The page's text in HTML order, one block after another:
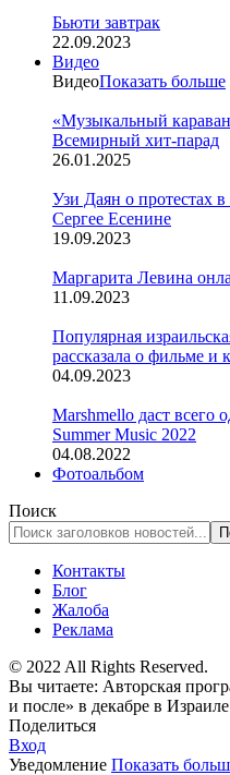
Бьюти завтрак
22.09.2023
Видео
ВидеоПоказать больше
«Музыкальный
Всемирный хит-парад
26.01.2025
Узи Даян о протестах
Сергее Есенине
19.09.2023
Маргарита Левина
11.09.2023
Популярная
рассказала о фильме
04.09.2023
Marshmello даст всего
Summer Music 2022
04.08.2022
Фотоальбом
Поиск
Контакты
Блог
Жалоба
Реклама
© 2022 All Rights Reserved.
Вы читаете: Авторская
и после» в декабре в Израиле
Поделиться
Вход
Уведомление Показать